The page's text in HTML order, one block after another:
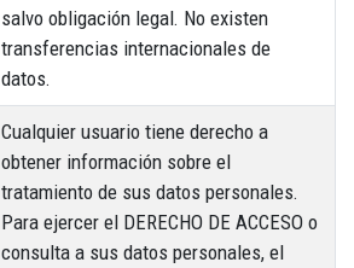
salvo obligación legal. No existen
transferencias internacionales de
datos.
Cualquier usuario tiene derecho a
obtener información sobre el
tratamiento de sus datos personales.
Para ejercer el DERECHO DE ACCESO o
consulta a sus datos personales, el